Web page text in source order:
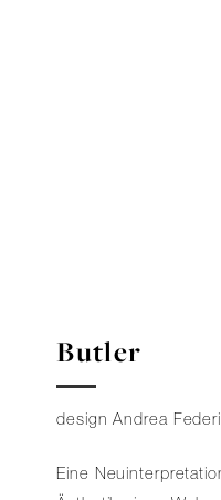
Butler
design Andrea
Eine